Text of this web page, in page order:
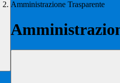
Amministrazione Trasparente